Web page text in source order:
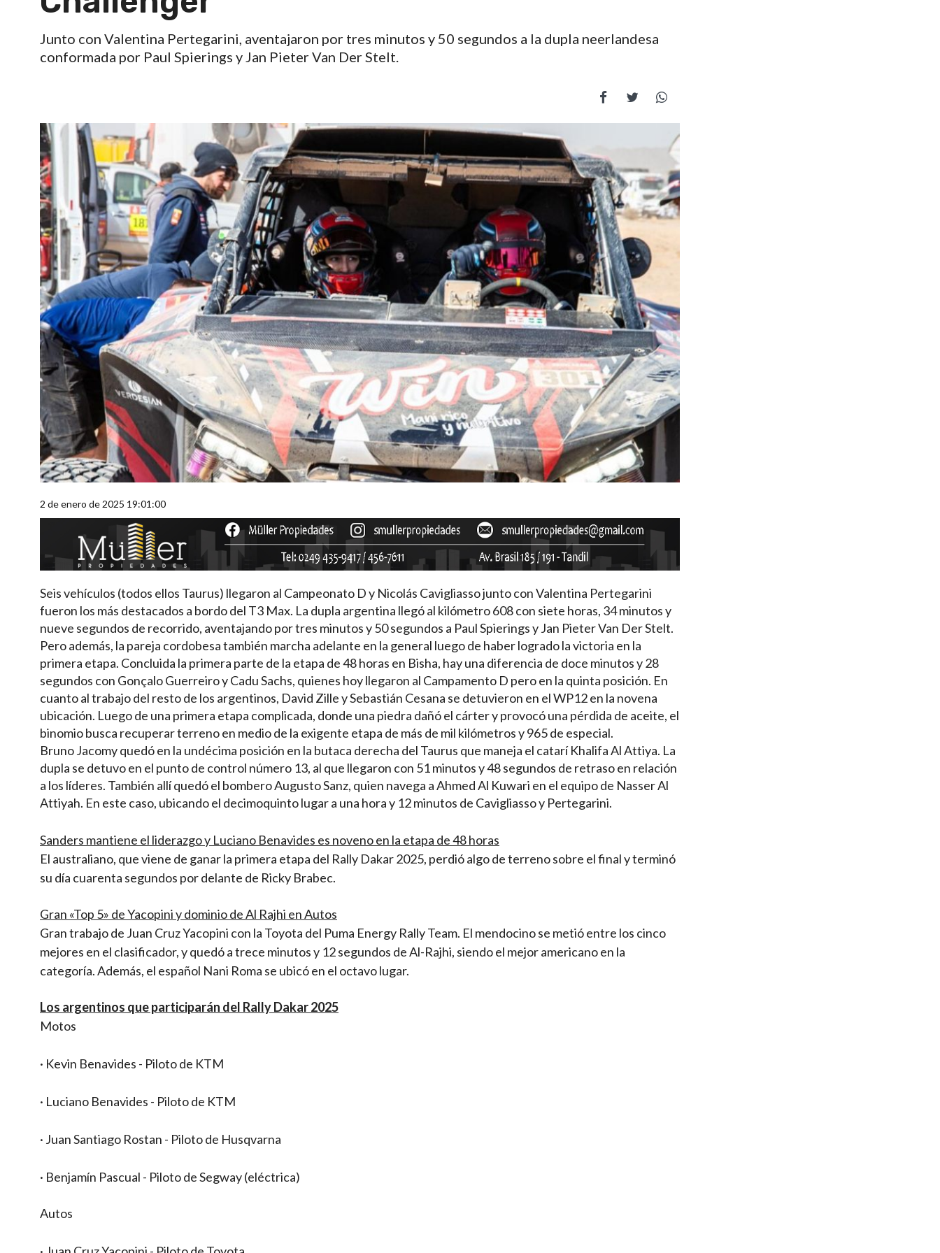
Junto con Valentina Pertegarini, aventajaron por tres minutos y 50 segundos a la dupla neerlandesa
conformada por Paul Spierings y Jan Pieter Van Der Stelt.
2 de enero de 2025 19:01:00
Seis vehículos (todos ellos Taurus) llegaron al Campeonato D y Nicolás Cavigliasso junto con Valentina Pertegarini
fueron los más destacados a bordo del T3 Max. La dupla argentina llegó al kilómetro 608 con siete horas, 34 minutos y
nueve segundos de recorrido, aventajando por tres minutos y 50 segundos a Paul Spierings y Jan Pieter Van Der Stelt.
Pero además, la pareja cordobesa también marcha adelante en la general luego de haber logrado la victoria en la
primera etapa. Concluida la primera parte de la etapa de 48 horas en Bisha, hay una diferencia de doce minutos y 28
segundos con Gonçalo Guerreiro y Cadu Sachs, quienes hoy llegaron al Campamento D pero en la quinta posición. En
cuanto al trabajo del resto de los argentinos, David Zille y Sebastián Cesana se detuvieron en el WP12 en la novena
ubicación. Luego de una primera etapa complicada, donde una piedra dañó el cárter y provocó una pérdida de aceite, el
binomio busca recuperar terreno en medio de la exigente etapa de más de mil kilómetros y 965 de especial.
Bruno Jacomy quedó en la undécima posición en la butaca derecha del Taurus que maneja el catarí Khalifa Al Attiya. La
dupla se detuvo en el punto de control número 13, al que llegaron con 51 minutos y 48 segundos de retraso en relación
a los líderes. También allí quedó el bombero Augusto Sanz, quien navega a Ahmed Al Kuwari en el equipo de Nasser Al
Attiyah. En este caso, ubicando el decimoquinto lugar a una hora y 12 minutos de Cavigliasso y Pertegarini.
Sanders mantiene el liderazgo y Luciano Benavides es noveno en la etapa de 48 horas
El australiano, que viene de ganar la primera etapa del Rally Dakar 2025, perdió algo de terreno sobre el final y terminó
su día cuarenta segundos por delante de Ricky Brabec.
Gran «Top 5» de Yacopini y dominio de Al Rajhi en Autos
Gran trabajo de Juan Cruz Yacopini con la Toyota del Puma Energy Rally Team. El mendocino se metió entre los cinco
mejores en el clasificador, y quedó a trece minutos y 12 segundos de Al-Rajhi, siendo el mejor americano en la
categoría. Además, el español Nani Roma se ubicó en el octavo lugar.
Los argentinos que participarán del Rally Dakar 2025
Motos
· Kevin Benavides - Piloto de KTM
· Luciano Benavides - Piloto de KTM
· Juan Santiago Rostan - Piloto de Husqvarna
· Benjamín Pascual - Piloto de Segway (eléctrica)
Autos